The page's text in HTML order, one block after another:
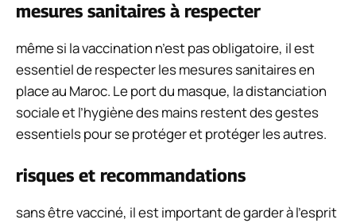
mesures sanitaires à respecter
même si la vaccination n’est pas obligatoire, il est
essentiel de respecter les mesures sanitaires en
place au Maroc. Le port du masque, la distanciation
sociale et l’hygiène des mains restent des gestes
essentiels pour se protéger et protéger les autres.
risques et recommandations
sans être vacciné, il est important de garder à l’esprit